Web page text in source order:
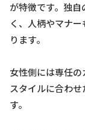
が特徴です。独
く、人柄やマナ
ります。
女性側には専任
スタイルに合わ
す。